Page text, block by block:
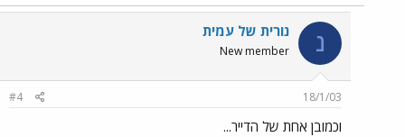
נ נורית של עמית
New member
18/1/03
#4
וכמובן אחת של הדייר...